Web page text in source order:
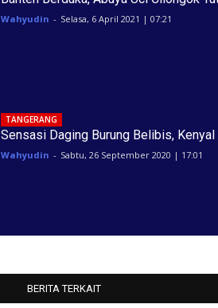
Wahyudin - Selasa, 6 April 2021 | 07:21
TANGERANG
Sensasi Daging Burung Belibis, Kenyal
Wahyudin - Sabtu, 26 September 2020 | 17:01
BERITA TERKAIT